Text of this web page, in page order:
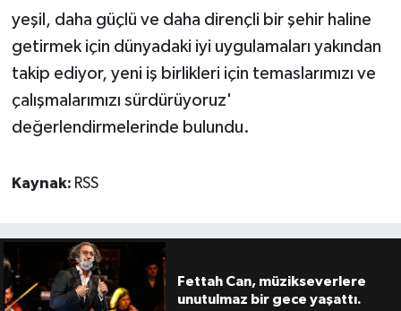
yeşil, daha güçlü ve daha dirençli bir şehir haline
getirmek için dünyadaki iyi uygulamaları yakından
takip ediyor, yeni iş birlikleri için temaslarımızı ve
çalışmalarımızı sürdürüyoruz'
değerlendirmelerinde bulundu.
Kaynak: RSS
Fettah Can, müzikseverlere
unutulmaz bir gece yaşattı.